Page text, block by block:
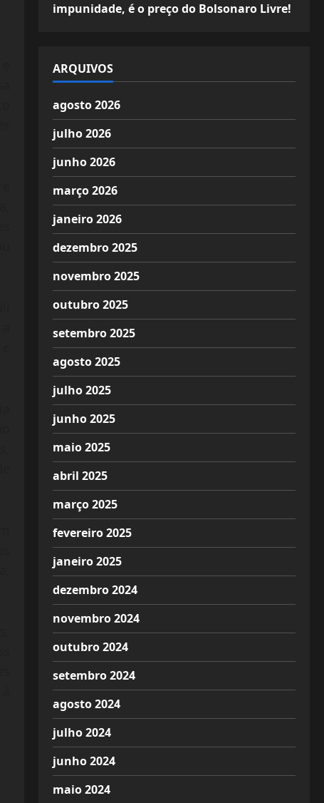
impunidade, é o preço do Bolsonaro Livre!
ARQUIVOS
agosto 2026
julho 2026
junho 2026
março 2026
janeiro 2026
dezembro 2025
novembro 2025
outubro 2025
setembro 2025
agosto 2025
julho 2025
junho 2025
maio 2025
abril 2025
março 2025
fevereiro 2025
janeiro 2025
dezembro 2024
novembro 2024
outubro 2024
setembro 2024
agosto 2024
julho 2024
junho 2024
maio 2024